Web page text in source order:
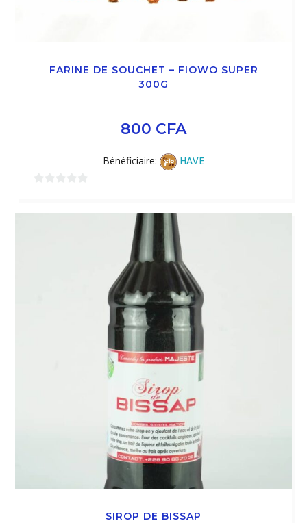
FARINE DE SOUCHET – FIOWO SUPER
300G
800 CFA
Bénéficiaire: HAVE
SIROP DE BISSAP